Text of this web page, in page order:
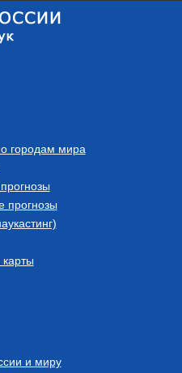
городам мира
прогнозы
и миру